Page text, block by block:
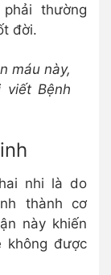
thường
đời.
máu này,
Bệnh
nhi là do
thành cơ
này khiến
không được